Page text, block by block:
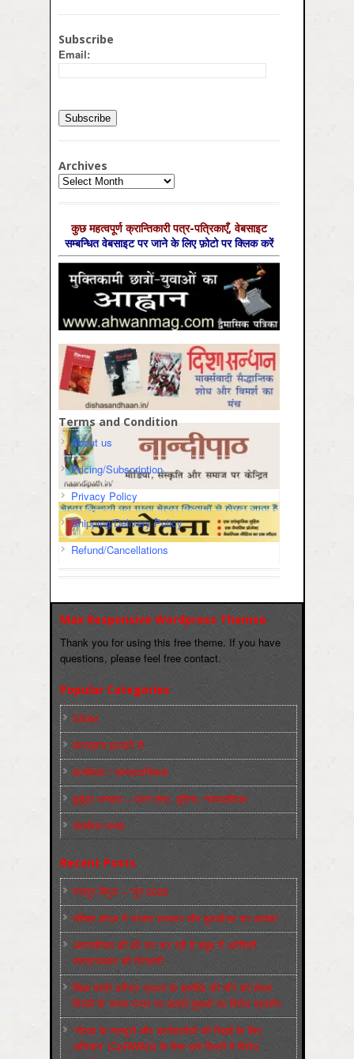
Subscribe
Email:
Archives
Archives
कुछ महत्‍वपूर्ण क्रान्तिकारी पत्र-पत्रिकाएँ, वेबसाइट
सम्‍बन्धित वेबसाइट पर जाने के लिए फ़ोटो पर क्लिक करें
Terms and Condition
About us
Pricing/Subscription
Privacy Policy
Shipping/Delivery Policy
Refund/Cancellations
Max Responsive Wordpress Themse
Thank you for using this free theme. If you have
questions, please feel free contact.
Popular Categories
Slider
कारख़ाना इलाक़ों से
फ़ासीवाद / साम्‍प्रदायिकता
बुर्जुआ जनवाद – दमन तंत्र, पुलिस, न्‍यायपालिका
संघर्षरत जनता
Recent Posts
मज़दूर बिगुल – जून 2026
पश्चिम बंगाल में भाजपा सरकार और बुलडोज़र का आतंक!
अमानवीयता की हदें पार कर रही है क्यूबा में अमेरिकी
साम्राज्यवाद की घेराबन्दी
शिक्षा मंत्री धर्मेन्द्र प्रधान के इस्तीफ़े की माँग को लेकर
दिल्ली के जन्तर-मन्तर पर छात्रों-युवाओं का विरोध प्रदर्शन
‘नोएडा के मज़दूरों और कार्यकर्ताओं की रिहाई के लिए
अभियान’ (CaRWAN) के बैनर तले दिल्ली में विरोध